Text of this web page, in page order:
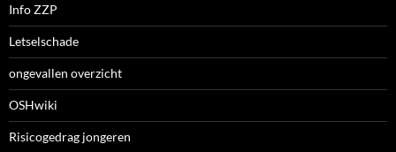
Info ZZP
Letselschade
ongevallen overzicht
OSHwiki
Risicogedrag jongeren